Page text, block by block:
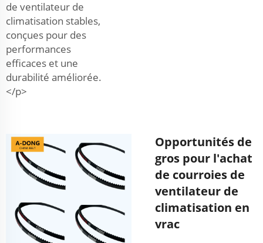
de ventilateur de
climatisation stables,
conçues pour des
performances
efficaces et une
durabilité améliorée.
</p>
Opportunités de
gros pour l'achat
de courroies de
ventilateur de
climatisation en
vrac